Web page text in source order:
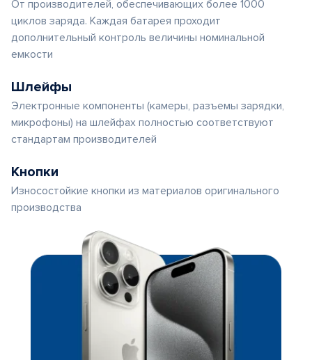
От производителей, обеспечивающих более 1000
циклов заряда. Каждая батарея проходит
дополнительный контроль величины номинальной
емкости
Шлейфы
Электронные компоненты (камеры, разъемы зарядки,
микрофоны) на шлейфах полностью соответствуют
стандартам производителей
Кнопки
Износостойкие кнопки из материалов оригинального
производства